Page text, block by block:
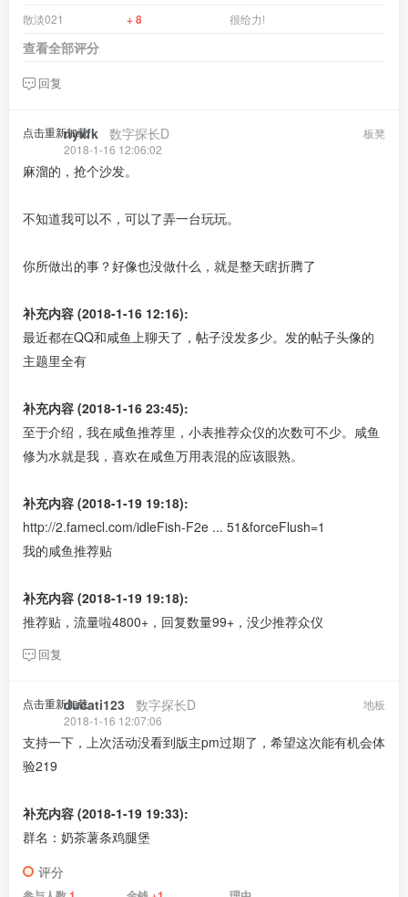
散淡021
+ 8 很给力!
查看全部评分
回复
点击重新加载 板凳
nyxfk 数字探长D
2018-1-16 12:06:02
麻溜的，抢个沙发。
不知道我可以不，可以了弄一台玩玩。
你所做出的事？好像也没做什么，就是整天瞎折腾了
补充内容 (2018-1-16 12:16):
最近都在QQ和咸鱼上聊天了，帖子没发多少。发的帖子头像的
主题里全有
补充内容 (2018-1-16 23:45):
至于介绍，我在咸鱼推荐里，小表推荐众仪的次数可不少。咸鱼
修为水就是我，喜欢在咸鱼万用表混的应该眼熟。
补充内容 (2018-1-19 19:18):
http://2.famecl.com/idleFish-F2e ... 51&forceFlush=1
我的咸鱼推荐贴
补充内容 (2018-1-19 19:18):
推荐贴，流量啦4800+，回复数量99+，没少推荐众仪
回复
点击重新加载 地板
ducati123 数字探长D
2018-1-16 12:07:06
支持一下，上次活动没看到版主pm过期了，希望这次能有机会体
验219
补充内容 (2018-1-19 19:33):
群名：奶茶薯条鸡腿堡
评分